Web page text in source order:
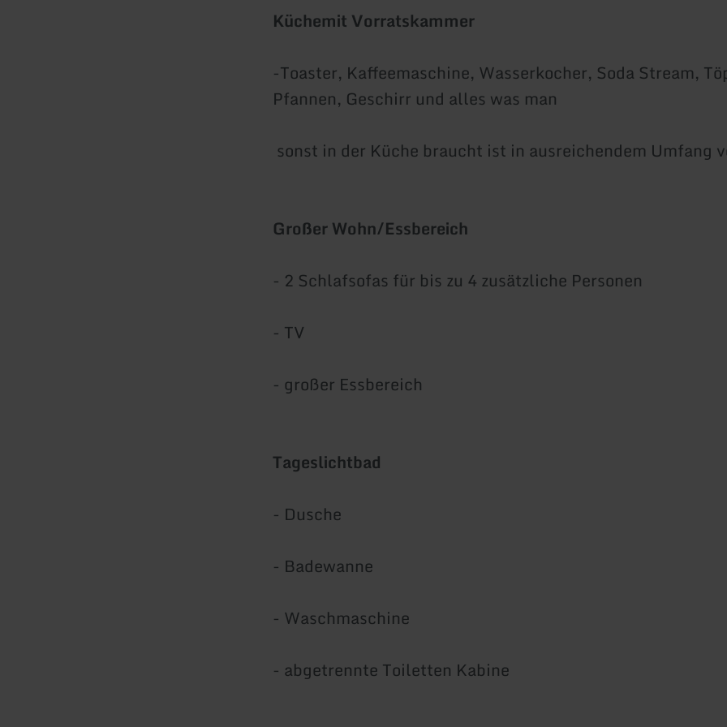
Küchemit Vorratskammer
-Toaster, Kaffeemaschine, Wasserkocher, Soda Stream,
Pfannen, Geschirr und alles was man
sonst in der Küche braucht ist in ausreichendem Umfang
Großer Wohn/Essbereich
- 2 Schlafsofas für bis zu 4 zusätzliche Personen
- TV
- großer Essbereich
Tageslichtbad
- Dusche
- Badewanne
- Waschmaschine
- abgetrennte Toiletten Kabine